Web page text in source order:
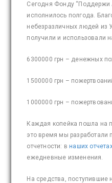
Сегодня Фонду “Поддержи
исполнилось полгода.
небезразличных людей из
получили и использовали
6300000 грн – денежных
1500000 грн –
1000000 грн –
Каждая копейка пошла на
это время мы разработали
отчетности: в наших
ежедневные изменения.
На средства, поступившие